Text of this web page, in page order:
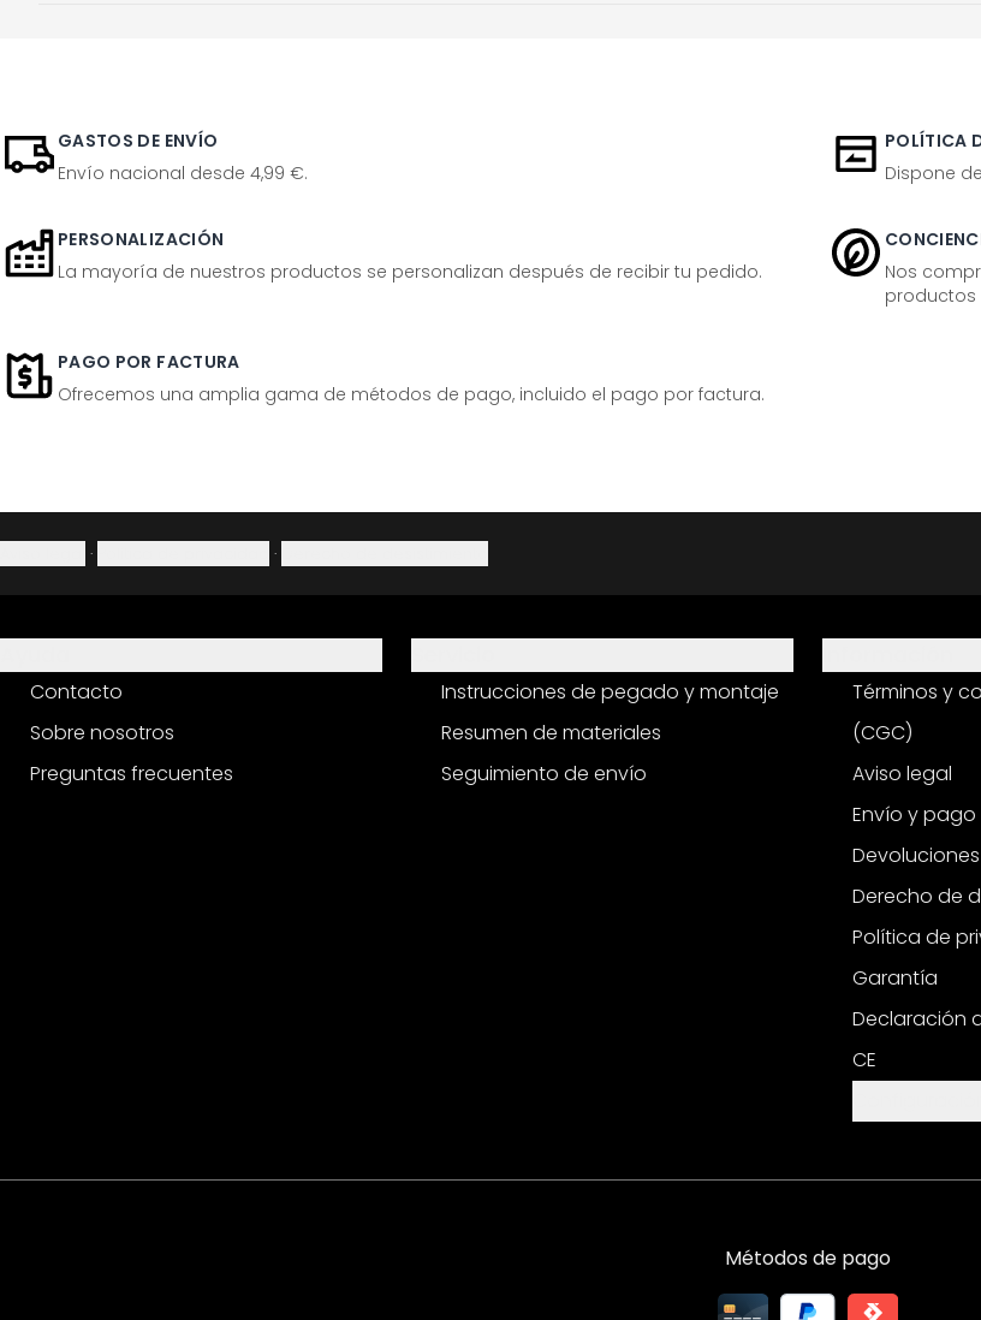
GASTOS DE ENVÍO
Envío nacional desde 4,99 €.
POLÍTICA
Dispone
PERSONALIZACIÓN
La mayoría de nuestros productos se personalizan después de recibir tu pedido.
Nos
productos
PAGO POR FACTURA
Ofrecemos una amplia gama de métodos de pago, incluido el pago por factura.
· ·
Contacto
Sobre nosotros
Preguntas frecuentes
Instrucciones de pegado y montaje
Resumen de materiales
Seguimiento de envío
Términos y
(CGC)
Aviso legal
Envío y pago
Devoluciones
Derecho de
Política de
Garantía
Declaración
CE
Métodos de pago